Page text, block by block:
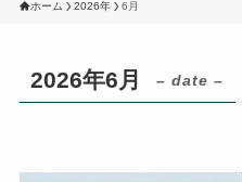
ホーム 2026年 6月
2026年6月 – date –